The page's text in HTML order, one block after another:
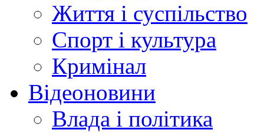
Життя і суспільство
Спорт і культура
Кримінал
Відеоновини
Влада і політика